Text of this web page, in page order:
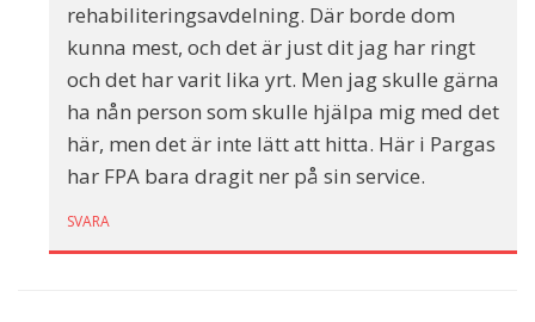
rehabiliteringsavdelning. Där borde dom
kunna mest, och det är just dit jag har ringt
och det har varit lika yrt. Men jag skulle gärna
ha nån person som skulle hjälpa mig med det
här, men det är inte lätt att hitta. Här i Pargas
har FPA bara dragit ner på sin service.
SVARA